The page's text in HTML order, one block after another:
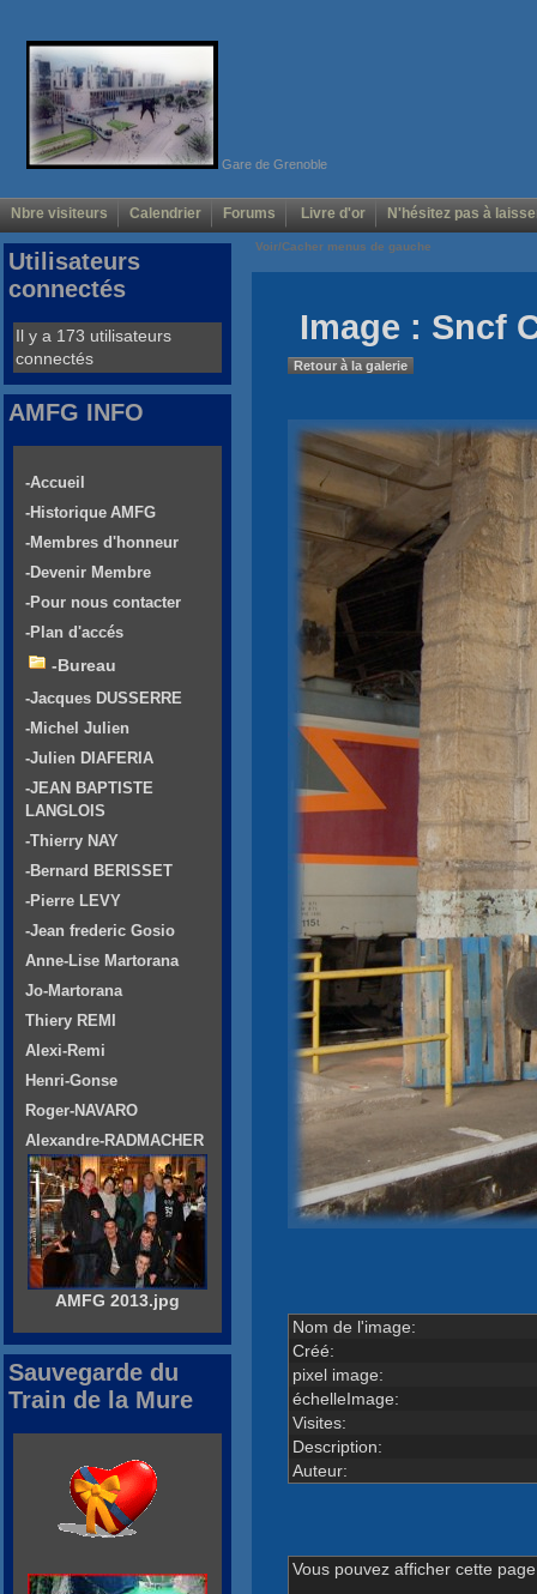
Gare de Grenoble
Nbre visiteurs Calendrier Forums Livre d'or N'hésitez pas à
Voir/Cacher menus de gauche
Image : Sncf
Retour à la galerie
Nom de l'image:
Créé:
pixel image:
échelleImage:
Visites:
Description:
Auteur:
Vous pouvez afficher cette
Utilisateurs
connectés
Il y a 173 utilisateurs
connectés
AMFG INFO
-Accueil
-Historique AMFG
-Membres d'honneur
-Devenir Membre
-Pour nous contacter
-Plan d'accés
-Bureau
-Jacques DUSSERRE
-Michel Julien
-Julien DIAFERIA
-JEAN BAPTISTE
LANGLOIS
-Thierry NAY
-Bernard BERISSET
-Pierre LEVY
-Jean frederic Gosio
Anne-Lise Martorana
Jo-Martorana
Thiery REMI
Alexi-Remi
Henri-Gonse
Roger-NAVARO
Alexandre-RADMACHER
AMFG 2013.jpg
Sauvegarde du
Train de la Mure